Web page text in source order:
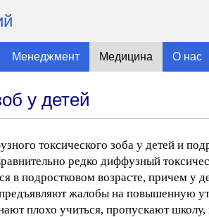
Менеджмент Медицина О нас
у детей
токсического зоба у детей и
редко диффузный
в подростковом возрасте, причем
жалобы на повышенную
плохо учиться, пропускают